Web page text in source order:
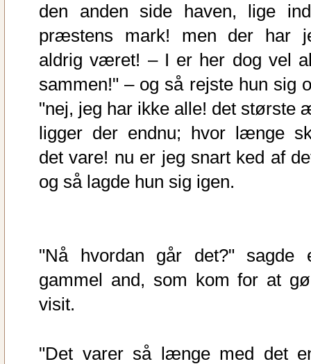
den anden side haven, lige
præstens mark! men der har
aldrig været! – I er her dog vel
sammen!" – og så rejste hun sig
"nej, jeg har ikke alle! det største
ligger der endnu; hvor længe
det vare! nu er jeg snart ked af
og så lagde hun sig igen.
"Nå hvordan går det?" sagde
gammel and, som kom for at
visit.
"Det varer så længe med det